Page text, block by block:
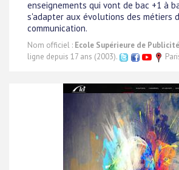
enseignements qui vont de bac +1 à
s'adapter aux évolutions des métiers
communication.
Nom officiel : Ecole Supérieure de Publicité
ligne depuis 17 ans (2003).